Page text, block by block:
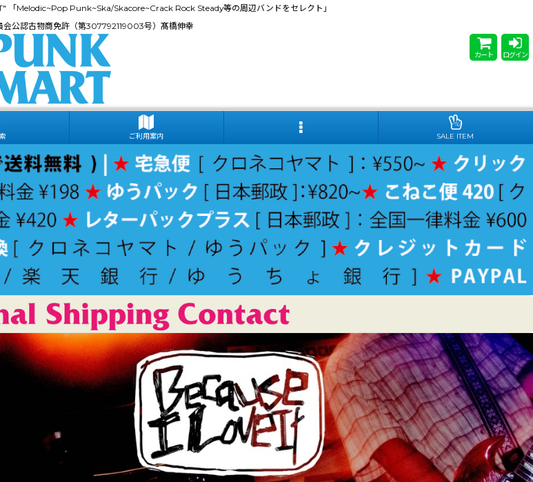
Melodic~Pop Punk~Ska/Skacore~Crack Rock Steady等の周辺バンドをセレクト」
会公認古物商免許（第307792119003号）髙橋伸幸
カート ログイン
ご利用案内 SALE ITEM